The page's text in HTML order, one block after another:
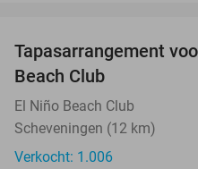
Tapasarrangement
Beach Club
El Niño Beach Club
Scheveningen (12 km)
Verkocht: 1.006